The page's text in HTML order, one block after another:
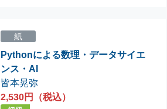
紙
Pythonによる数理・データサイエ
ンス・AI
皆本晃弥
2,530円（税込）